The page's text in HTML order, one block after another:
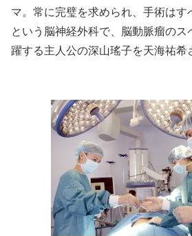
マ。常に完璧を求められ、手術は
という脳神経外科で、脳動脈瘤の
躍する主人公の深山瑤子を天海祐希